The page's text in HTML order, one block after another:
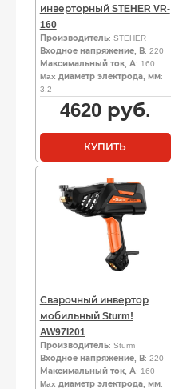
инверторный STEHER VR-
160
Производитель: STEHER
Входное напряжение, В: 220
Максимальный ток, А: 160
Max диаметр электрода, мм:
3.2
4620руб.
КУПИТЬ
Сварочный инвертор
мобильный Sturm!
AW97I201
Производитель: Sturm
Входное напряжение, В: 220
Максимальный ток, А: 160
Max диаметр электрода, мм: